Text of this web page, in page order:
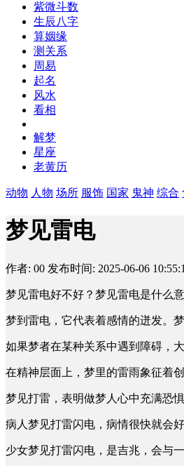
紫微斗数
生辰八字
算姻缘
测关系
周易
起名
风水
看相
解梦
星座
老黄历
动物 人物 场所 服饰 国家 鬼神 综合
梦见雷电
作者: 00 发布时间: 2025-06-06
梦见雷电好不好？梦见雷电是什么
梦到雷电，它代表着感情的迸发。
如果梦者在某种关系中遇到障碍，
在精神层面上，梦里的雷雨象征着
梦见打雷，表明做梦人心中充满恐
病人梦见打雷闪电，病情很快就会好
少女梦见打雷闪电，是吉兆，会与